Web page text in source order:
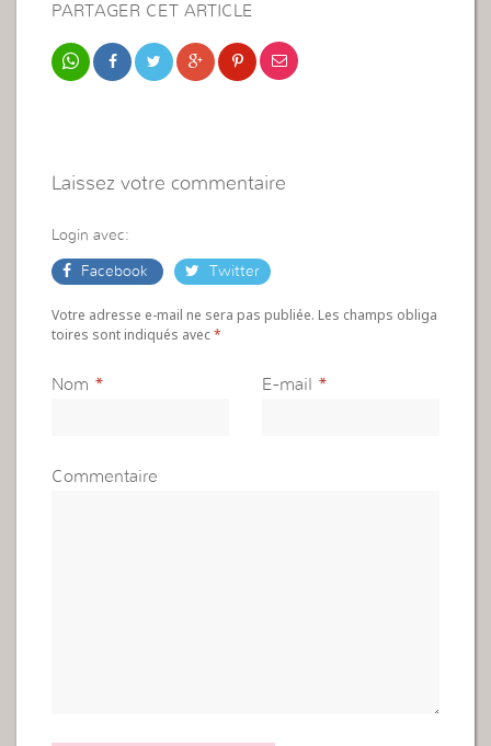
PARTAGER CET ARTICLE
Laissez votre commentaire
Login avec:
Facebook Twitter
Votre adresse e-mail ne sera pas publiée. Les champs obliga
toires sont indiqués avec*
Nom * E-mail *
Commentaire